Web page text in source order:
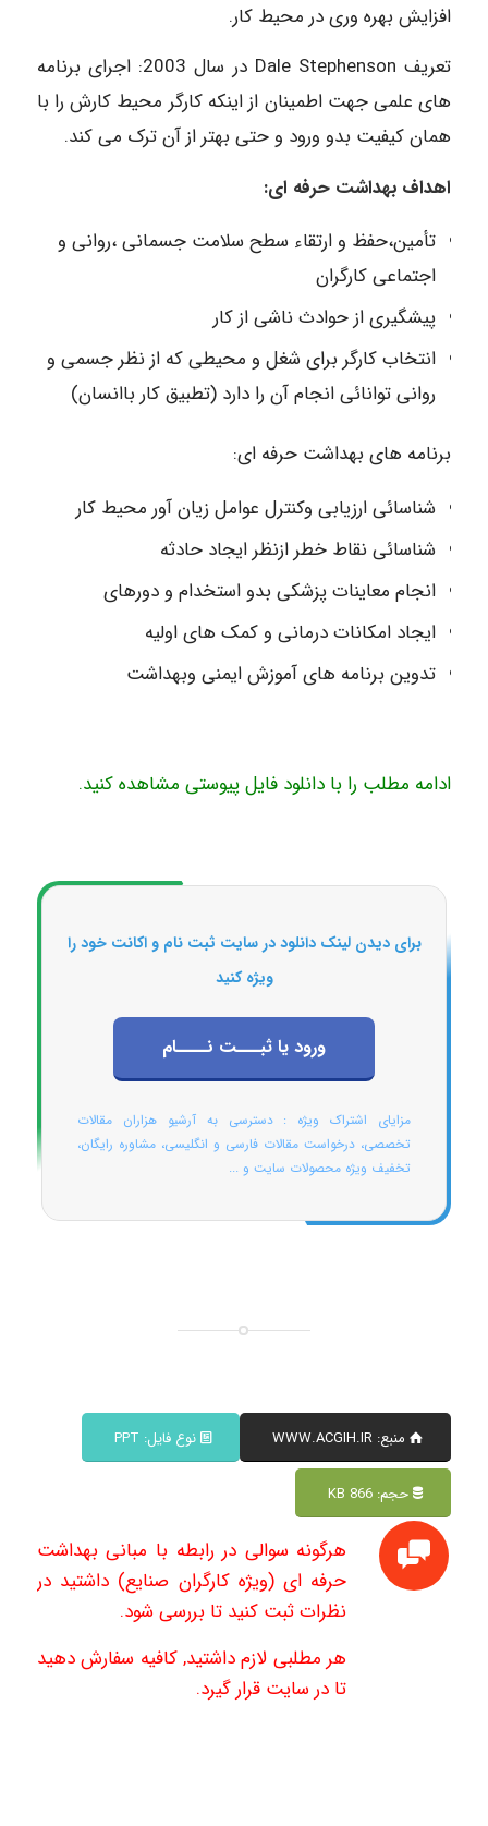
افزایش بهره وری در محیط کار.
تعریف Dale Stephenson در سال 2003: اجرای برنامه
های علمی جهت اطمینان از اینکه کارگر محیط کارش را با
همان کیفیت بدو ورود و حتی بهتر از آن ترک می کند.
اهداف بهداشت حرفه ای:
تأمین،حفظ و ارتقاء سطح سلامت جسمانی ،روانی و
اجتماعی کارگران
پیشگیری از حوادث ناشی از کار
انتخاب کارگر برای شغل و محیطی که از نظر جسمی و
روانی توانائی انجام آن را دارد (تطبیق کار باانسان)
برنامه های بهداشت حرفه ای:
شناسائی ارزیابی وکنترل عوامل زیان آور محیط کار
شناسائی نقاط خطر ازنظر ایجاد حادثه
انجام معاینات پزشکی بدو استخدام و دورهای
ایجاد امکانات درمانی و کمک های اولیه
تدوین برنامه های آموزش ایمنی وبهداشت
ادامه مطلب را با دانلود فایل پیوستی مشاهده کنید.
برای دیدن لینک دانلود در سایت ثبت نام و اکانت خود را
ویژه کنید
ورود یا ثبـــت نــــام
مزایای اشتراک ویژه : دسترسی به آرشیو هزاران مقالات
تخصصی، درخواست مقالات فارسی و انگلیسی، مشاوره رایگان،
تخفیف ویژه محصولات سایت و ...
منبع: WWW.ACGIH.IR نوع فایل: PPT
حجم: 866 KB
هرگونه سوالی در رابطه با مبانی بهداشت
حرفه ای (ویژه کارگران صنایع) داشتید در
نظرات ثبت کنید تا بررسی شود.
هر مطلبی لازم داشتید, کافیه سفارش دهید
تا در سایت قرار گیرد.